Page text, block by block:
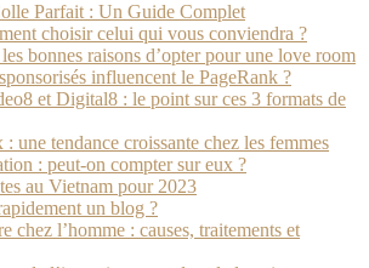
Parfait : Un Guide Complet
choisir celui qui vous conviendra ?
bonnes raisons d’opter pour une love room
influencent le PageRank ?
et Digital8 : le point sur ces 3 formats de
une tendance croissante chez les femmes
: peut-on compter sur eux ?
au Vietnam pour 2023
un blog ?
chez l’homme : causes, traitements et